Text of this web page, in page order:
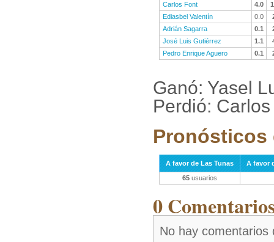
Carlos Font
4.0
Ediasbel Valentín
0.0
Adrián Sagarra
0.1
José Luis Gutiérrez
1.1
Pedro Enrique Aguero
0.1
Ganó: Yasel
Perdió:
Pronósticos
A favor de Las Tunas
A favor
65 usuarios
0
No hay comentarios